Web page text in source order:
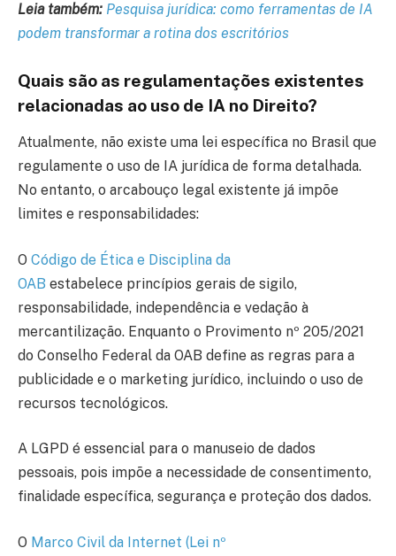
Leia também: Pesquisa jurídica: como ferramentas de IA
podem transformar a rotina dos escritórios
Quais são as regulamentações existentes
relacionadas ao uso de IA no Direito?
Atualmente, não existe uma lei específica no Brasil que
regulamente o uso de IA jurídica de forma detalhada.
No entanto, o arcabouço legal existente já impõe
limites e responsabilidades:
O Código de Ética e Disciplina da
OAB estabelece princípios gerais de sigilo,
responsabilidade, independência e vedação à
mercantilização. Enquanto o Provimento nº 205/2021
do Conselho Federal da OAB define as regras para a
publicidade e o marketing jurídico, incluindo o uso de
recursos tecnológicos.
A LGPD é essencial para o manuseio de dados
pessoais, pois impõe a necessidade de consentimento,
finalidade específica, segurança e proteção dos dados.
O Marco Civil da Internet (Lei nº